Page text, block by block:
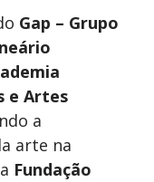
Gap – Grupo
e Artes
a
arte na
Fundação